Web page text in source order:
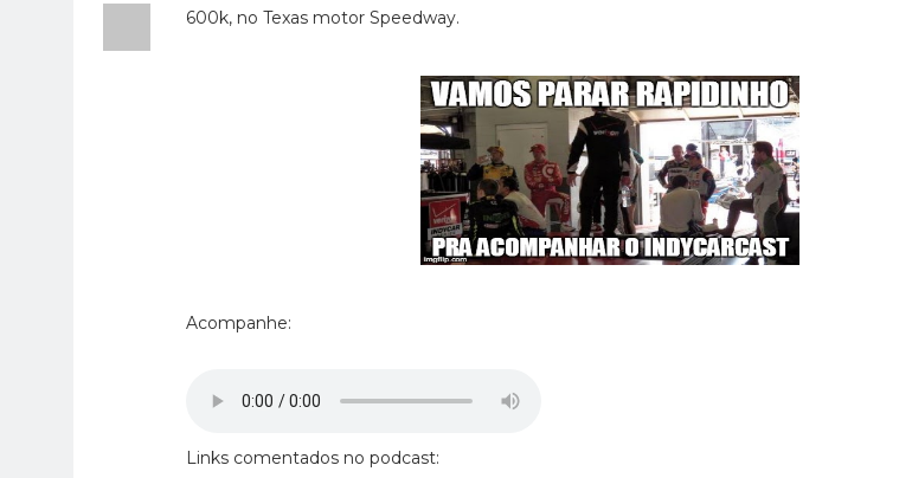
600k, no Texas motor Speedway.
Acompanhe:
Links comentados no podcast: